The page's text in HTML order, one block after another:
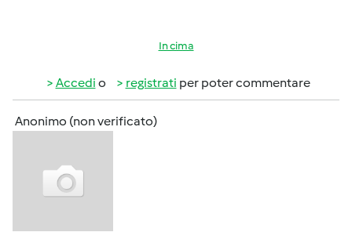
In cima
Accedi o registrati per poter commentare
Anonimo (non verificato)